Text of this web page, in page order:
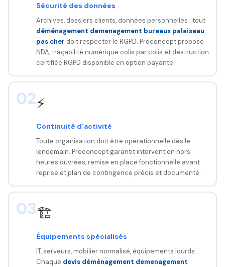
Sécurité des données
Archives, dossiers clients, données personnelles : tout
déménagement demenagement bureaux palaiseau
pas cher doit respecter le RGPD. Proconcept propose
NDA, traçabilité numérique colis par colis et destruction
certifiée RGPD disponible en option payante.
02⚡
Continuité d'activité
Toute organisation doit être opérationnelle dès le
lendemain. Proconcept garantit intervention hors
heures ouvrées, remise en place fonctionnelle avant
reprise et plan de contingence précis et documenté.
03🏗️
Équipements spécialisés
IT, serveurs, mobilier normalisé, équipements lourds.
Chaque devis déménagement demenagement